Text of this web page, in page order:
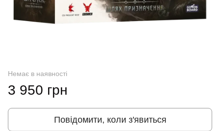
Немає в наявності
3 950 грн
Повідомити, коли з'явиться